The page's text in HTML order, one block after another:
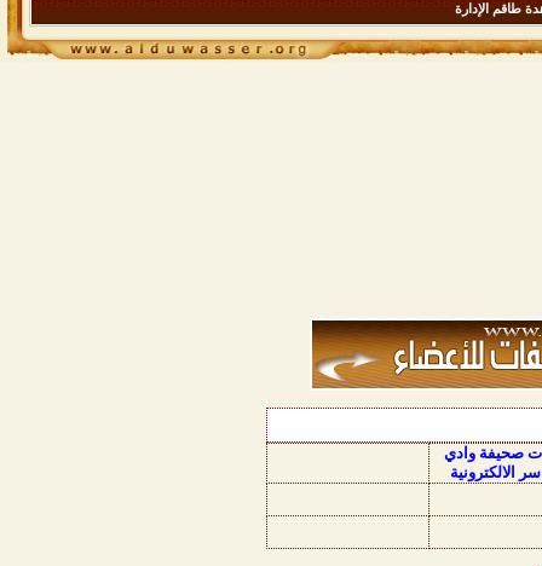
طاقم الإدارة
صحيفة وادي
الالكترونية